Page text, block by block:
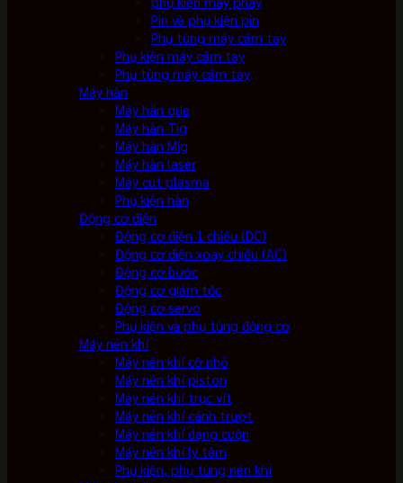
Pin và phụ kiện pin
Phụ tùng máy cầm tay
Phụ kiện máy cầm tay
Phụ tùng máy cầm tay
Máy hàn
Máy hàn que
Máy hàn Tig
Máy hàn Mig
Máy hàn laser
Máy cut plasma
Phụ kiện hàn
Động cơ điện
Động cơ điện 1 chiều (DC)
Động cơ điện xoay chiều (AC)
Động cơ bước
Động cơ giảm tốc
Động cơ servo
Phụ kiện và phụ tùng động cơ
Máy nén khí
Máy nén khí cỡ nhỏ
Máy nén khí piston
Máy nén khí trục vít
Máy nén khí cánh trượt
Máy nén khí dạng cuộn
Máy nén khí ly tâm
Phụ kiện, phụ tùng nén khí